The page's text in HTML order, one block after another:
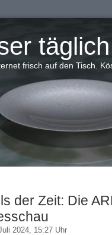
frisch auf den Tisch.
der Zeit: Die
2024, 15:27 Uhr